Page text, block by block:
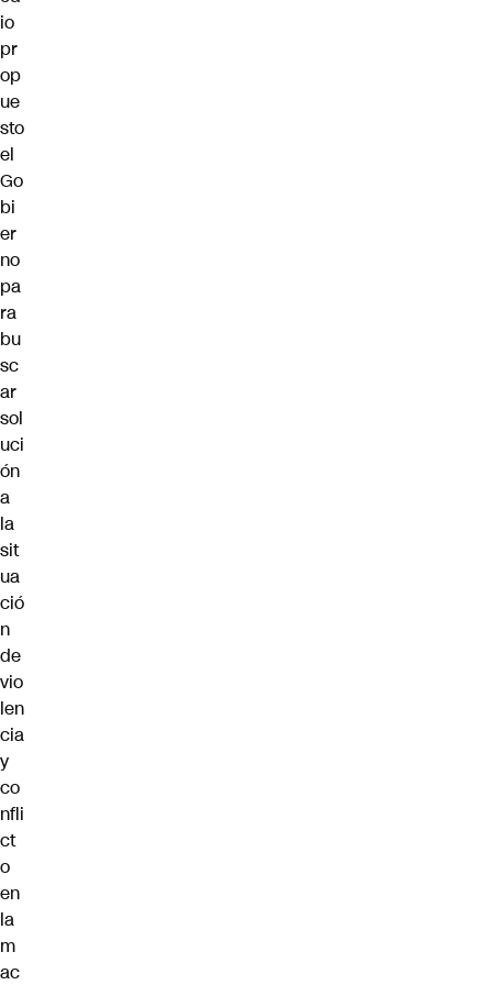
io
pr
op
ue
sto
el
Go
bi
er
no
pa
ra
bu
sc
ar
sol
uci
ón
a
la
sit
ua
ció
n
de
vio
len
cia
y
co
nfli
ct
o
en
la
m
ac